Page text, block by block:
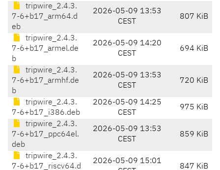
tripwire_2.4.3.
7-6+b17_arm64.d
eb
2026-05-09 13:53
CEST
807 KiB
tripwire_2.4.3.
7-6+b17_armel.de
b
2026-05-09 14:20
CEST
694 KiB
tripwire_2.4.3.
7-6+b17_armhf.de
b
2026-05-09 13:53
CEST
720 KiB
tripwire_2.4.3.
7-6+b17_i386.deb
2026-05-09 14:25
CEST
975 KiB
tripwire_2.4.3.
7-6+b17_ppc64el.
deb
2026-05-09 13:53
CEST
859 KiB
tripwire_2.4.3.
7-6+b17_riscv64.d
2026-05-09 15:01
847 KiB